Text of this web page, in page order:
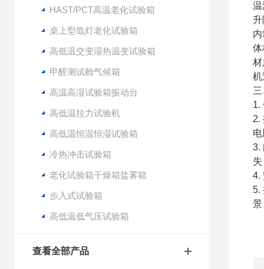
HAST/PCT高温老化试验箱
桌上型氙灯老化试验箱
高低温交变湿热温变试验箱
甲醛测试舱气候箱
高温高湿试验箱振动台
高低温拉力试验机
高低温恒温恒湿试验箱
冷热冲击试验箱
老化试验箱干燥箱盐雾箱
步入式试验箱
高低温低气压试验箱
查看全部产品
体
材
机
1.
2.
3.
4.
5.
景